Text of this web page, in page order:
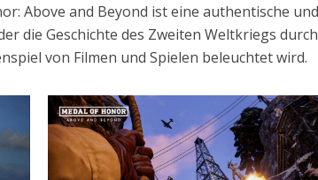
Above and Beyond ist eine authentische und
die Geschichte des Zweiten Weltkriegs
von Filmen und Spielen beleuchtet wird.